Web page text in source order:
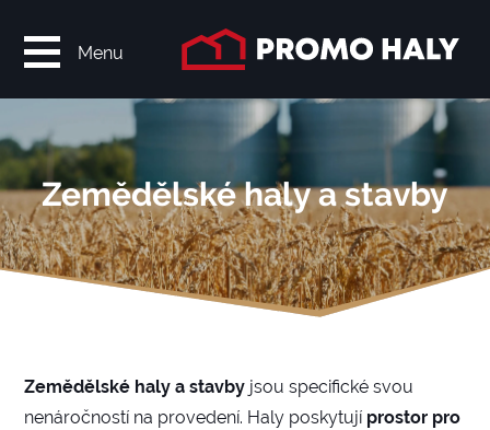
Zemědělské haly a stavby
Zemědělské haly a stavby jsou specifické svou
nenáročností na provedení. Haly poskytují prostor pro
Menu